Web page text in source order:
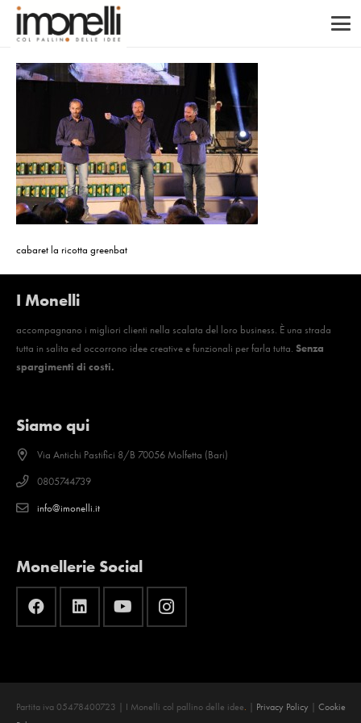
cabaret la ricotta greenbat
I Monelli
accompagnano i migliori clienti nella scalata del loro business. È una strada
tutta in salita ed occorrono idee creative e funzionali per farla tutta. Senza
spargimenti di costi.
Siamo qui
Via Antichi Pastifici 8/B 70056 Molfetta (Bari)
0805744739
info@imonelli.it
Monellerie Social
Partita iva 05478400723 | I Monelli col pallino delle idee. Privacy Policy
Cookie